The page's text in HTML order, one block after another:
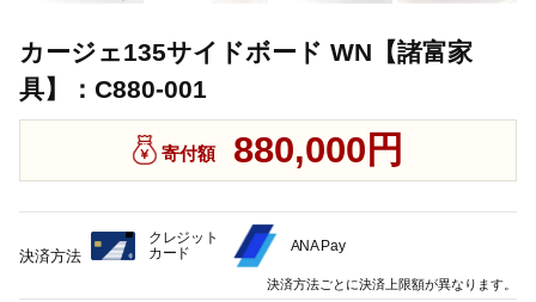
カージェ135サイドボード WN【諸富家
具】：C880-001
寄付額 880,000円
決済方法
クレジット
カード
ANA Pay
決済方法ごとに決済上限額が異なります。